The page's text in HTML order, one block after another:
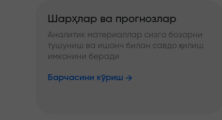
Шарҳлар ва прогнозлар
Аналитик материаллар сизга бозорни
тушуниш ва ишонч билан савдо қилиш
имконини беради
Барчасини кўриш